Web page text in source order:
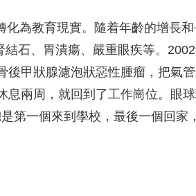
為教育現實。隨着年齡的增長
石、胃潰瘍、嚴重眼疾等。
甲狀腺濾泡狀惡性腫瘤，把氣管
息兩周，就回到了工作崗位。眼
第一個來到學校，最後一個回家